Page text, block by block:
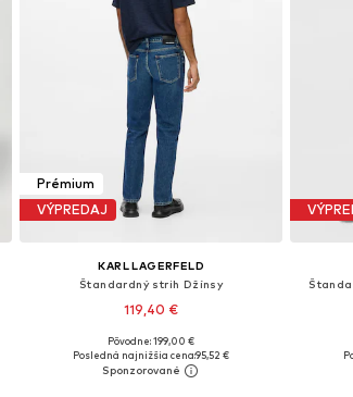
Prémium
VÝPREDAJ
KARL LAGERFELD
Štandardný strih Džínsy
119,40 €
Dostupné v mnohých veľkostiach
Pridať do košíka
Pôvodne: 199,00 €
Posledná najnižšia cena:95,52 €